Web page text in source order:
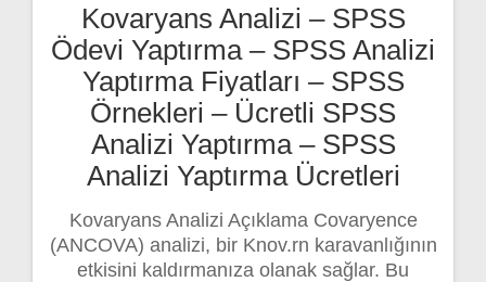
Kovaryans Analizi – SPSS
Ödevi Yaptırma – SPSS Analizi
Yaptırma Fiyatları – SPSS
Örnekleri – Ücretli SPSS
Analizi Yaptırma – SPSS
Analizi Yaptırma Ücretleri
Kovaryans Analizi Açıklama Covaryence
(ANCOVA) analizi, bir Knov.rn karavanlığının
etkisini kaldırmanıza olanak sağlar. Bu